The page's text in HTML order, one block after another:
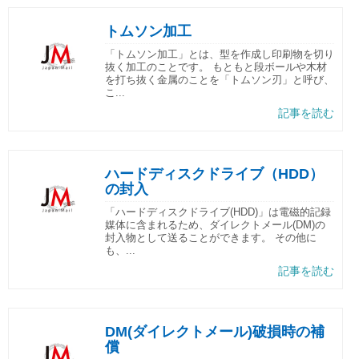
トムソン加工
「トムソン加工」とは、型を作成し印刷物を切り
抜く加工のことです。 もともと段ボールや木材
を打ち抜く金属のことを「トムソン刃」と呼び、
こ...
記事を読む
ハードディスクドライブ（HDD）
の封入
「ハードディスクドライブ(HDD)」は電磁的記録
媒体に含まれるため、ダイレクトメール(DM)の
封入物として送ることができます。 その他に
も、...
記事を読む
DM(ダイレクトメール)破損時の補
償